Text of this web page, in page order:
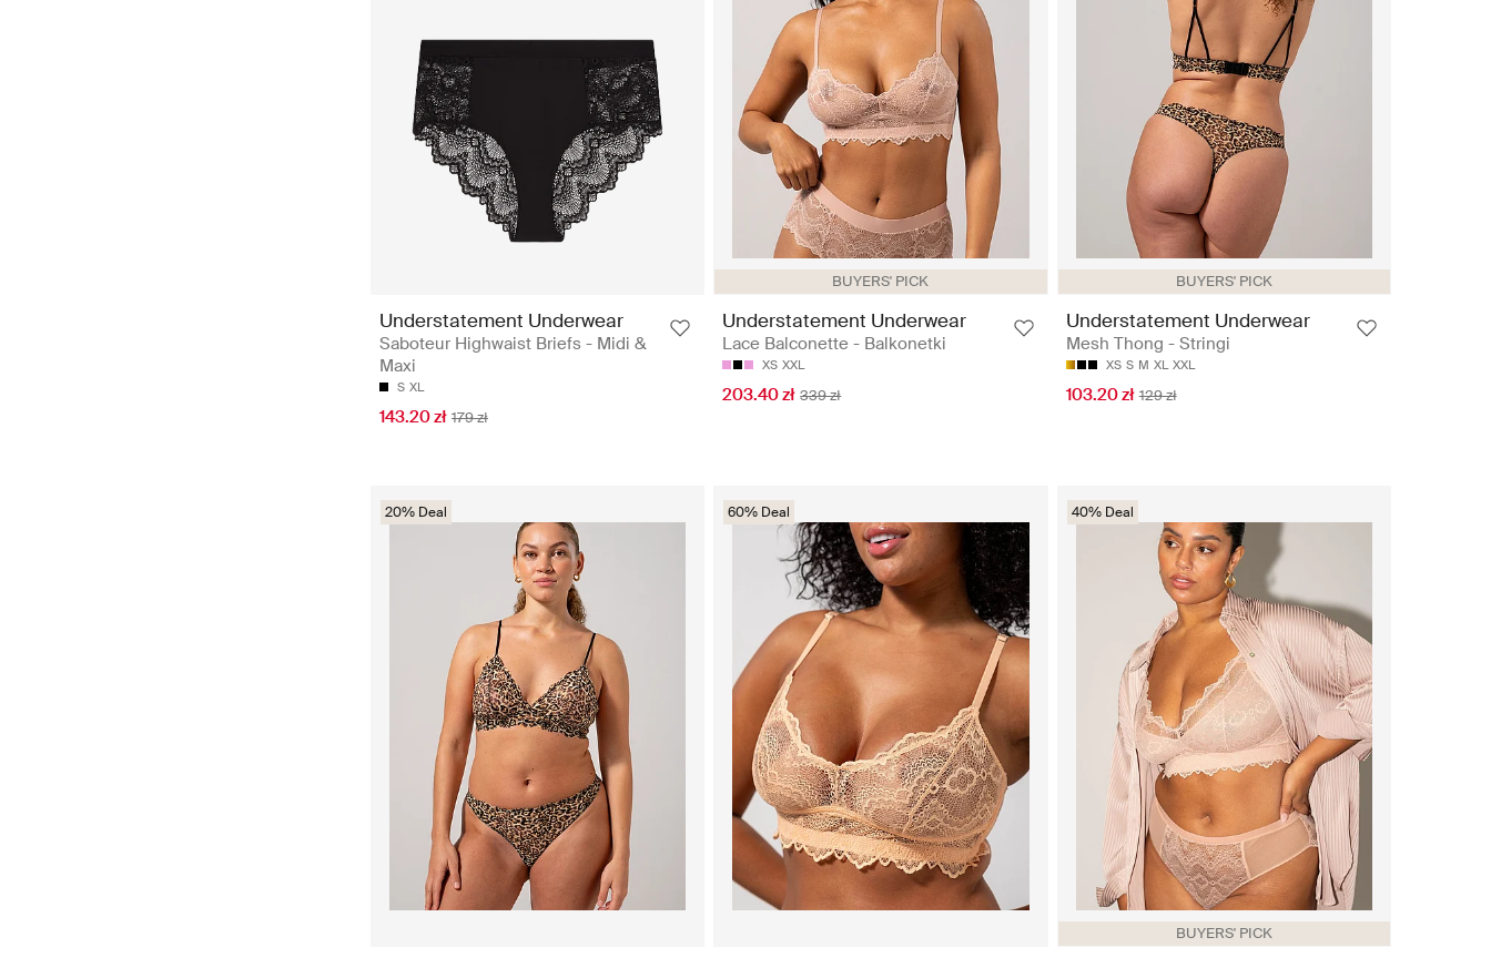
Understatement Underwear
Saboteur Highwaist Briefs - Midi &
Maxi
S XL
143.20 zł 179 zł
BUYERS' PICK
Understatement Underwear
Lace Balconette - Balkonetki
XS XXL
203.40 zł 339 zł
BUYERS' PICK
Understatement Underwear
Mesh Thong - Stringi
XS S M XL XXL
103.20 zł 129 zł
20% Deal 60% Deal
BUYERS' PICK
40% Deal